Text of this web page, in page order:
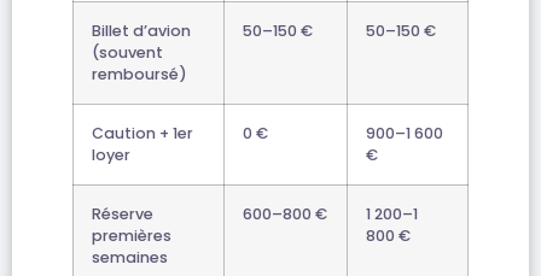
Billet d’avion
(souvent
remboursé)
50–150 € 50–150 €
Caution + 1er
loyer
0 €
900–1 600
€
Réserve
premières
semaines
600–800 €
1 200–1
800 €